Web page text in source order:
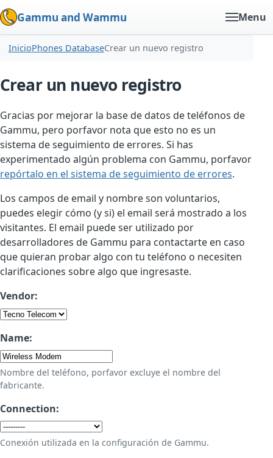
Gammu and Wammu Menu
InicioPhones DatabaseCrear un nuevo registro
Crear un nuevo registro
Gracias por mejorar la base de datos de teléfonos de
Gammu, pero porfavor nota que esto no es un
sistema de seguimiento de errores. Si has
experimentado algún problema con Gammu, porfavor
repórtalo en el sistema de seguimiento de errores.
Los campos de email y nombre son voluntarios,
puedes elegir cómo (y si) el email será mostrado a los
visitantes. El email puede ser utilizado por
desarrolladores de Gammu para contactarte en caso
que quieran probar algo con tu teléfono o necesiten
clarificaciones sobre algo que ingresaste.
Vendor:
Name:
Nombre del teléfono, porfavor excluye el nombre del
fabricante.
Connection:
Conexión utilizada en la configuración de Gammu.